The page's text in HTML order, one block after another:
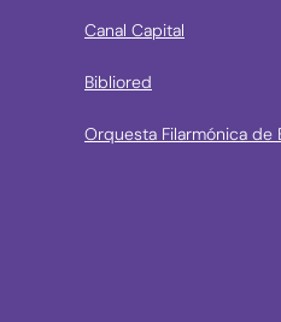
Canal Capital
Bibliored
Orquesta Filarmónica de